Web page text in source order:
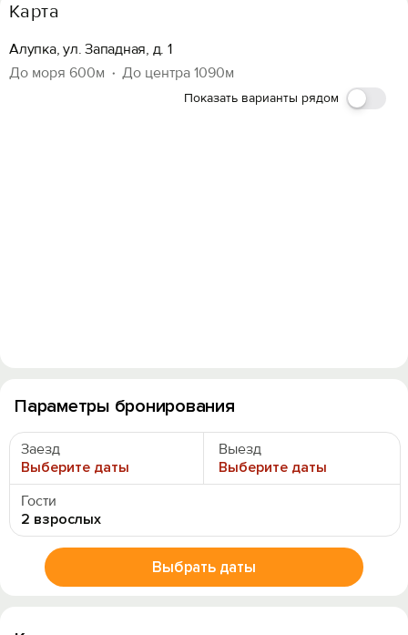
Параметры бронирования
Заезд
Выберите даты
Выезд
Выберите даты
Гости
2 взрослых
Выбрать даты
Карта
Алупка, ул. Западная, д. 1
До моря 600м
До центра 1090м
Показать варианты рядом